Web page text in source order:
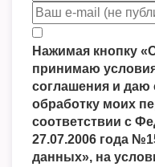
Нажимая кнопку
принимаю
соглашения и даю
обработку моих
соответствии с
27.07.2006 года
данных», на